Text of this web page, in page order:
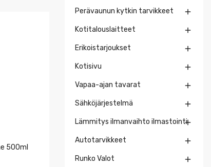
500ml
Perävaunun kytkin tarvikkeet 
Kotitalouslaitteet 
Erikoistarjoukset 
Kotisivu 
Vapaa-ajan tavarat 
Sähköjärjestelmä 
Lämmitys ilmanvaihto ilmastointi
Autotarvikkeet 
Runko Valot 